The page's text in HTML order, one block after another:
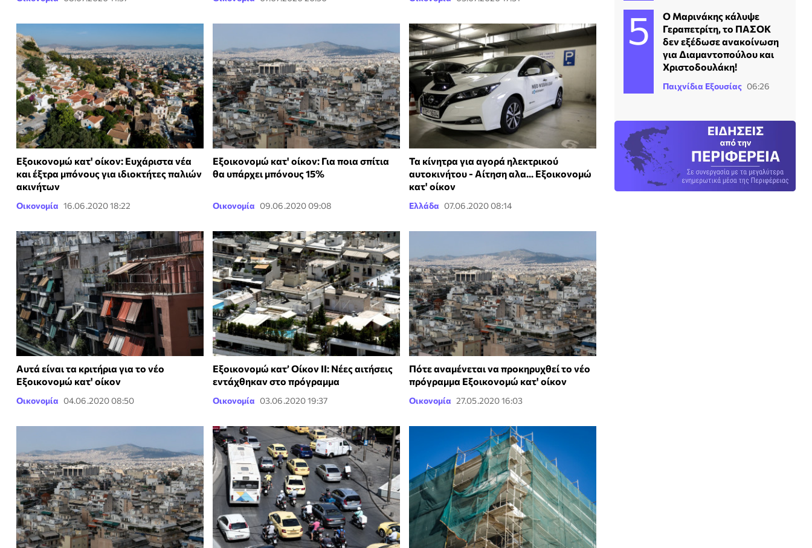
Εξοικονομώ κατ' οίκον: Ευχάριστα νέα
και έξτρα μπόνους για ιδιοκτήτες παλιών
ακινήτων
Οικονομία 16.06.2020 18:22
Εξοικονομώ κατ' οίκον: Για ποια σπίτια
θα υπάρχει μπόνους 15%
Οικονομία 09.06.2020 09:08
Τα κίνητρα για αγορά ηλεκτρικού
αυτοκινήτου - Αίτηση αλα... Εξοικονομώ
κατ' οίκον
Ελλάδα 07.06.2020 08:14
Αυτά είναι τα κριτήρια για το νέο
Εξοικονομώ κατ' οίκον
Οικονομία 04.06.2020 08:50
Εξοικονομώ κατ’ Οίκον ΙΙ: Νέες αιτήσεις
εντάχθηκαν στο πρόγραμμα
Οικονομία 03.06.2020 19:37
Πότε αναμένεται να προκηρυχθεί το νέο
πρόγραμμα Εξοικονομώ κατ' οίκον
Οικονομία 27.05.2020 16:03
Ο Μαρινάκης κάλυψε
Γεραπετρίτη, το ΠΑΣΟΚ
δεν εξέδωσε ανακοίνωση
για Διαμαντοπούλου και
Χριστοδουλάκη!
Παιχνίδια Εξουσίας 06:26